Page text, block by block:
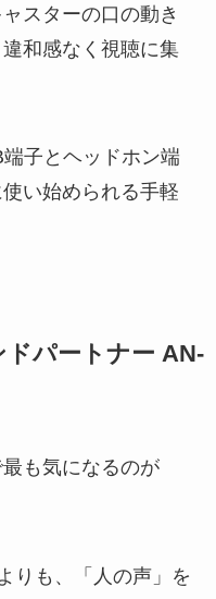
スターの口の動き
和感なく視聴に集
子とヘッドホン端
い始められる手軽
パートナー AN-
も気になるのが
りも、「人の声」を